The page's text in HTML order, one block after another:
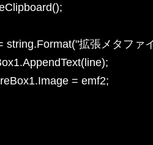
line = string.Format("拡張メ
= emf2;